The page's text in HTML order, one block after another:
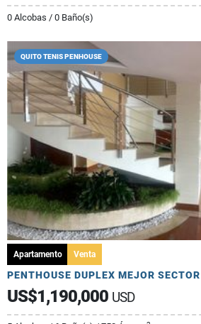
0 Alcobas / 0 Baño(s)
QUITO TENIS PENHOUSE
Apartamento Venta
US$1,190,000 USD